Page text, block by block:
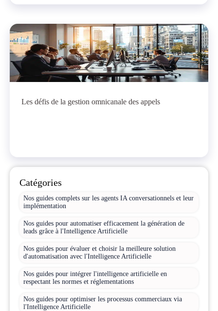
Les défis de la gestion omnicanale des appels
Catégories
Nos guides complets sur les agents IA conversationnels et leur
implémentation
Nos guides pour automatiser efficacement la génération de
leads grâce à l'Intelligence Artificielle
Nos guides pour évaluer et choisir la meilleure solution
d'automatisation avec l'Intelligence Artificielle
Nos guides pour intégrer l'intelligence artificielle en
respectant les normes et réglementations
Nos guides pour optimiser les processus commerciaux via
l'Intelligence Artificielle